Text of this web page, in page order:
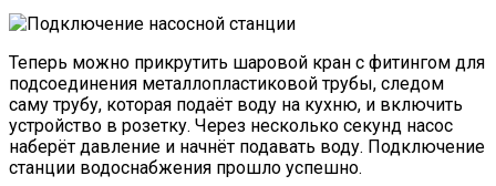
Теперь можно прикрутить шаровой кран с фитингом для
подсоединения металлопластиковой трубы, следом
саму трубу, которая подаёт воду на кухню, и включить
устройство в розетку. Через несколько секунд насос
наберёт давление и начнёт подавать воду. Подключение
станции водоснабжения прошло успешно.